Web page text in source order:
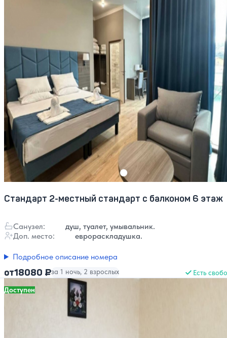
Стандарт 2-местный стандарт с балконом 6 этаж
Санузел:
душ, туалет, умывальник.
Доп. место:
еврораскладушка.
Подробное описание номера
от18080 ₽за 1 ночь, 2 взрослых Есть
Доступен